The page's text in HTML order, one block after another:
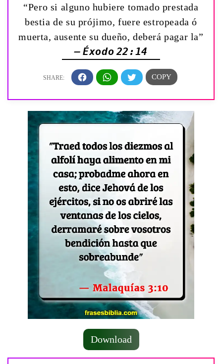
“Pero si alguno hubiere tomado prestada
bestia de su prójimo, fuere estropeada ó
muerta, ausente su dueño, deberá pagar la”
— Éxodo 22:14
Download